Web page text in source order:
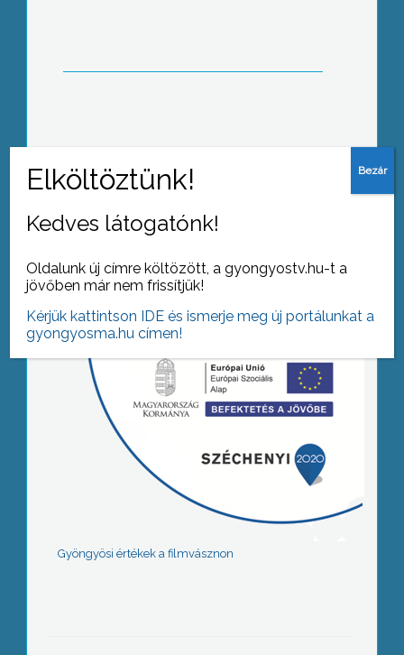
Gyöngyösi értékek a filmvásznon
Kedves látogatónk!
Oldalunk új címre költözött, a gyongyostv.hu-t a
jövőben már nem frissítjük!
Kérjük kattintson IDE és ismerje meg új portálunkat a
gyongyosma.hu címen!